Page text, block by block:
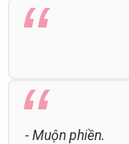
- Muộn phiền.